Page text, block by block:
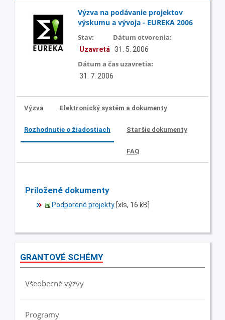
Výzva na podávanie projektov
výskumu a vývoja - EUREKA 2006
Stav:
Uzavretá
Dátum otvorenia:
31. 5. 2006
Dátum a čas uzavretia:
31. 7. 2006
Výzva Elektronický systém a dokumenty
Rozhodnutie o žiadostiach Staršie dokumenty
FAQ
Priložené dokumenty
Podporené projekty [xls, 16 kB]
GRANTOVÉ SCHÉMY
Všeobecné výzvy
Programy